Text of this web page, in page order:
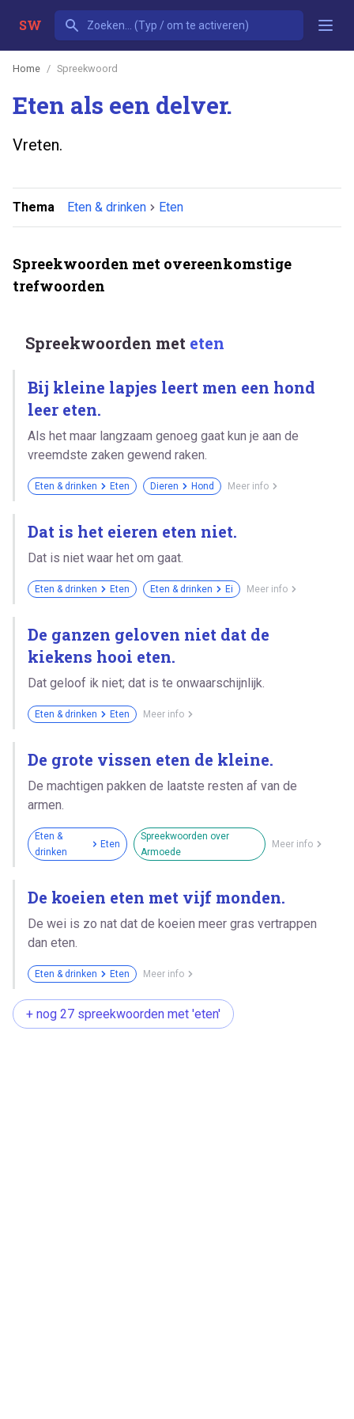
SW
Home Spreekwoord
Eten als een delver.
Vreten.
Thema Eten & drinken Eten
Spreekwoorden met overeenkomstige
trefwoorden
Spreekwoorden met eten
Bij kleine lapjes leert men een hond
leer eten.
Als het maar langzaam genoeg gaat kun je aan de
vreemdste zaken gewend raken.
Eten & drinken Eten Dieren Hond Meer info
Dat is het eieren eten niet.
Dat is niet waar het om gaat.
Eten & drinken Eten Eten & drinken Ei Meer info
De ganzen geloven niet dat de
kiekens hooi eten.
Dat geloof ik niet; dat is te onwaarschijnlijk.
Eten & drinken Eten Meer info
De grote vissen eten de kleine.
De machtigen pakken de laatste resten af van de
armen.
Eten &
drinken
Eten
Spreekwoorden over
Armoede
Meer info
De koeien eten met vijf monden.
De wei is zo nat dat de koeien meer gras vertrappen
dan eten.
Eten & drinken Eten Meer info
+ nog 27 spreekwoorden met 'eten'